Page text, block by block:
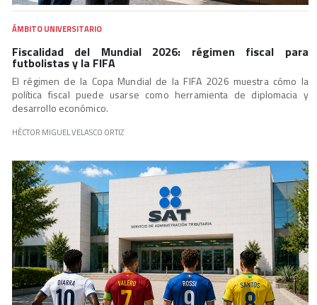
ÁMBITO UNIVERSITARIO
Fiscalidad del Mundial 2026: régimen fiscal para
futbolistas y la FIFA
El régimen de la Copa Mundial de la FIFA 2026 muestra cómo la
política fiscal puede usarse como herramienta de diplomacia y
desarrollo económico.
HÉCTOR MIGUEL VELASCO ORTIZ